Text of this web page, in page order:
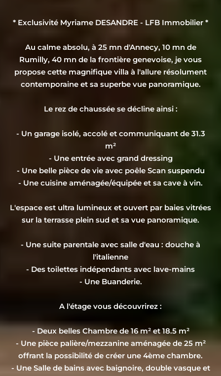
* Exclusivité Myriame DESANDRE - LFB Immobilier *
Au calme absolu, à 25 mn d'Annecy, 10 mn de
Rumilly, 40 mn de la frontière genevoise, je vous
propose cette magnifique villa à l'allure résolument
contemporaine et sa superbe vue panoramique.
Le rez de chaussée se décline ainsi :
- Un garage isolé, accolé et communiquant de 31.3
m²
- Une entrée avec grand dressing
- Une belle pièce de vie avec poêle Scan suspendu
- Une cuisine aménagée/équipée et sa cave à vin.
L'espace est ultra lumineux et ouvert par baies vitrées
sur la terrasse plein sud et sa vue panoramique.
- Une suite parentale avec salle d'eau : douche à
l'italienne
- Des toilettes indépendants avec lave-mains
- Une Buanderie.
A l'étage vous découvrirez :
- Deux belles Chambre de 16 m² et 18.5 m²
- Une pièce palière/mezzanine aménagée de 25 m²
offrant la possibilité de créer une 4ème chambre.
- Une Salle de bains avec baignoire, double vasque et